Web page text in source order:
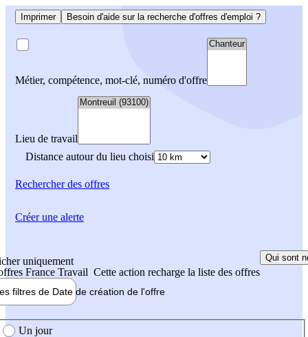
Imprimer Besoin d'aide sur la recherche d'offres d'emploi ?
Métier, compétence, mot-clé, numéro d'offre
Lieu de travail
Distance autour du lieu choisi
Rechercherdes offres
uniquement
France Travail Cette action recharge la liste des offres
Qui sont
filtres de Date de création de l'offre
création de l'offre
Un jour
Créer une alerte